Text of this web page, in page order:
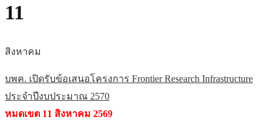
11
สิงหาคม
บพค. เปิดรับข้อเสนอโครงการ Frontier Research Infrastructure
ประจำปีงบประมาณ 2570
หมดเขต 11 สิงหาคม 2569